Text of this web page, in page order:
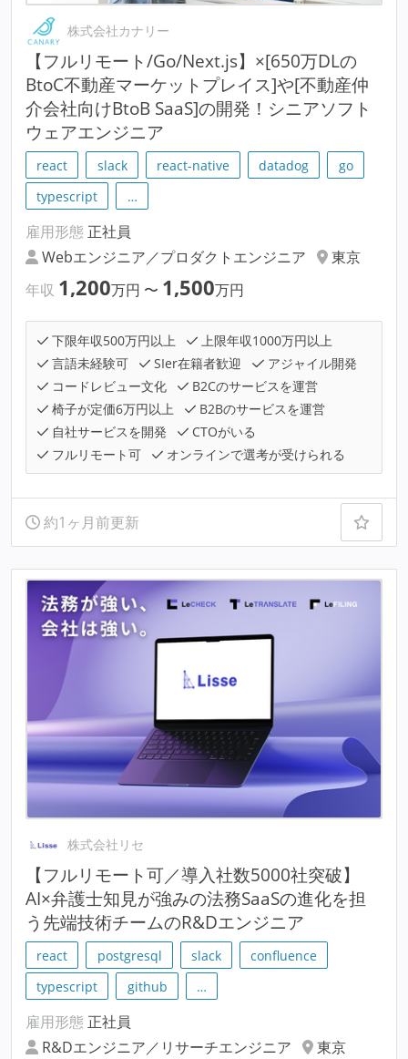
株式会社カナリー
【フルリモート/Go/Next.js】×[650万DLの
BtoC不動産マーケットプレイス]や[不動産仲
介会社向けBtoB SaaS]の開発！シニアソフト
ウェアエンジニア
react slack react-native datadog
go
typescript
…
雇用形態 正社員
Webエンジニア／プロダクトエンジニア
東京
年収 1,200万円 〜 1,500万円
下限年収500万円以上
上限年収1000万円以上
言語未経験可
SIer在籍者歓迎
アジャイル開発
コードレビュー文化
B2Cのサービスを運営
椅子が定価6万円以上
B2Bのサービスを運営
自社サービスを開発
CTOがいる
フルリモート可
オンラインで選考が受けられる
約1ヶ月前更新
株式会社リセ
【フルリモート可／導入社数5000社突破】
AI×弁護士知見が強みの法務SaaSの進化を担
う先端技術チームのR&Dエンジニア
react postgresql slack
confluence
typescript
github …
雇用形態 正社員
R&Dエンジニア／リサーチエンジニア
東京